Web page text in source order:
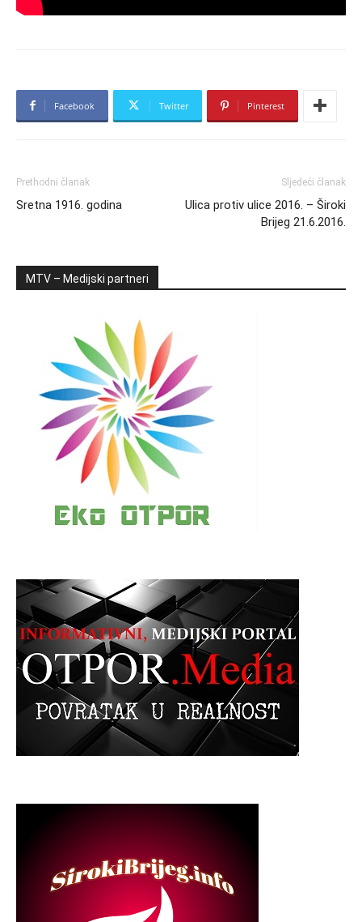
Facebook Twitter Pinterest
Prethodni članak
Sretna 1916. godina
Sljedeći članak
Ulica protiv ulice 2016. – Široki
Brijeg 21.6.2016.
MTV – Medijski partneri